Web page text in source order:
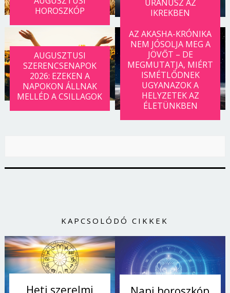
HOROSZKÓP
URÁNUSZ AZ
IKREKBEN
AUGUSZTUSI
SZERENCSENAPOK
2026: EZEKEN A
NAPOKON ÁLLNAK
MELLÉD A CSILLAGOK
AZ AKASHA-KRÓNIKA
NEM JÓSOLJA MEG A
JÖVŐT – DE
MEGMUTATJA, MIÉRT
ISMÉTLŐDNEK
UGYANAZOK A
HELYZETEK AZ
ÉLETÜNKBEN
KAPCSOLÓDÓ CIKKEK
Heti szerelmi